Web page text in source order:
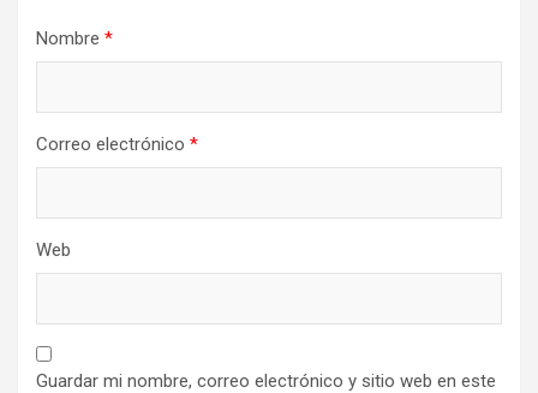
Nombre *
Correo electrónico *
Web
Guardar mi nombre, correo electrónico y sitio web en este